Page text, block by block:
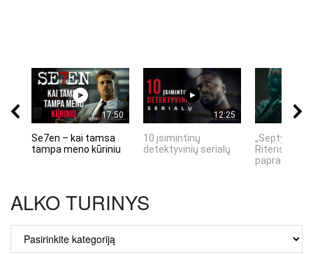
17:50
Se7en – kai tamsa
tampa meno kūriniu
12:25
10 įsimintinų
detektyvinių serialų
„Septynių
Riteris" – kai
ALKO TURINYS
TURINYS